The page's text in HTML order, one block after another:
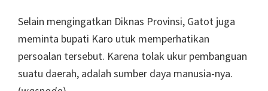
Selain mengingatkan Diknas Provinsi, Gatot juga
meminta bupati Karo utuk memperhatikan
persoalan tersebut. Karena tolak ukur pembanguan
suatu daerah, adalah sumber daya manusia-nya.